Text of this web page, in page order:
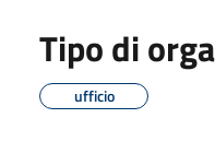
Tipo di
ufficio